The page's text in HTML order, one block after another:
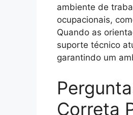
ambiente de
ocupacionais,
Quando as
suporte técnico
garantindo um
Correta